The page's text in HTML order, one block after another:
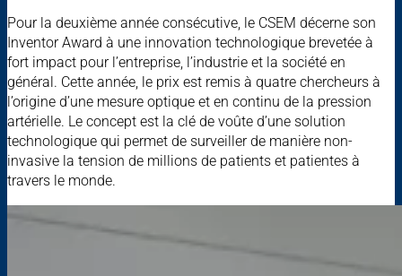
Pour la deuxième année consécutive, le CSEM décerne son
Inventor Award à une innovation technologique brevetée à
fort impact pour l’entreprise, l’industrie et la société en
général. Cette année, le prix est remis à quatre chercheurs à
l’origine d’une mesure optique et en continu de la pression
artérielle. Le concept est la clé de voûte d’une solution
technologique qui permet de surveiller de manière non-
invasive la tension de millions de patients et patientes à
travers le monde.